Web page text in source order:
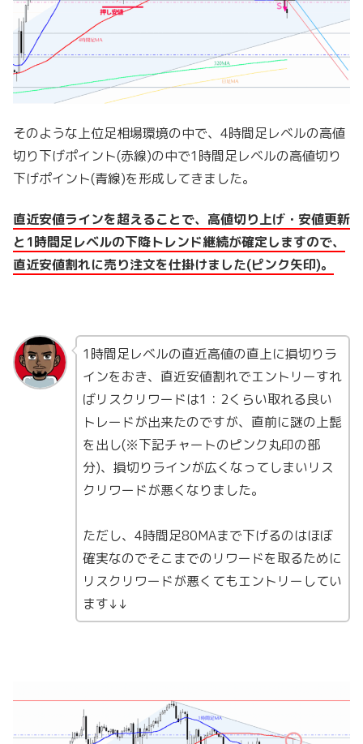
そのような上位足相場環境の中で、4時間足レベルの高値
切り下げポイント(赤線)の中で1時間足レベルの高値切り
下げポイント(青線)を形成してきました。
直近安値ラインを超えることで、高値切り上げ・安値更新
と1時間足レベルの下降トレンド継続が確定しますので、
直近安値割れに売り注文を仕掛けました(ピンク矢印)。
1時間足レベルの直近高値の直上に損切りラ
インをおき、直近安値割れでエントリーすれ
ばリスクリワードは1：2くらい取れる良い
トレードが出来たのですが、直前に謎の上髭
を出し(※下記チャートのピンク丸印の部
分)、損切りラインが広くなってしまいリス
クリワードが悪くなりました。
ただし、4時間足80MAまで下げるのはほぼ
確実なのでそこまでのリワードを取るために
リスクリワードが悪くてもエントリーしてい
ます↓↓